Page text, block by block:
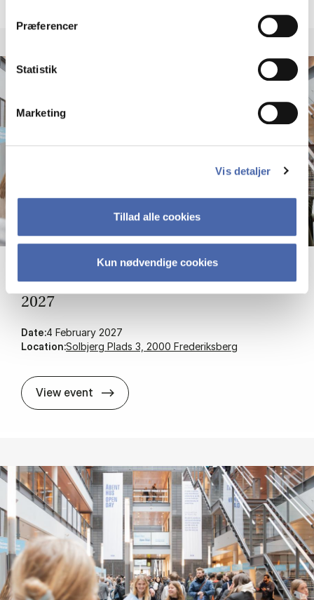
Præferencer
Statistik
Marketing
Vis detaljer
Tillad alle cookies
Kun nødvendige cookies
Open day for mas­ter pro­grammes
2027
Date:4 February 2027
Location:Solbjerg Plads 3, 2000 Frederiksberg
View event Open day for mas­ter pro­grammes